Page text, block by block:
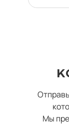
Мы